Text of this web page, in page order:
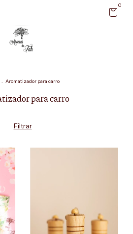
0
. Aromatizador para carro
para carro
Filtrar